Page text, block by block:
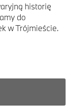
historię
do
w Trójmieście.